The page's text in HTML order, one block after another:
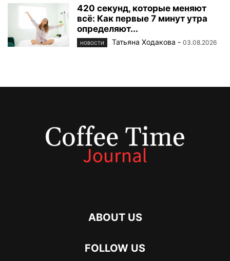
420 секунд, которые меняют
всё: Как первые 7 минут утра
определяют...
НОВОСТИ Татьяна Ходакова - 03.08.2026
ABOUT US
FOLLOW US